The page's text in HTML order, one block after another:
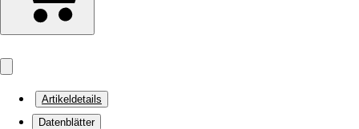
Artikeldetails
Datenblätter